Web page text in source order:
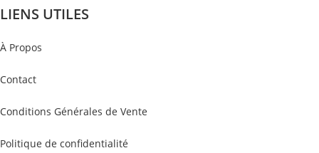
LIENS UTILES
À Propos
Contact
Conditions Générales de Vente
Politique de confidentialité